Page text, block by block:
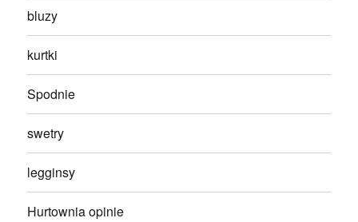
bluzy
kurtki
Spodnie
swetry
legginsy
Hurtownia opinie